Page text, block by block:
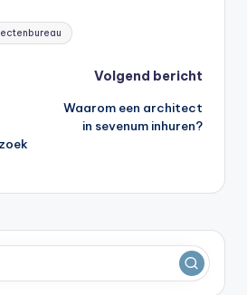
Volgend bericht
Waarom een architect
in sevenum inhuren?